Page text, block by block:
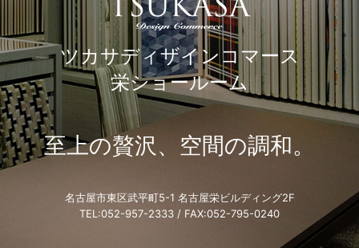
ツカサディザインコマース
栄ショールーム
至上の贅沢、空間の調和。
名古屋市東区武平町5-1 名古屋栄ビルディング2F
TEL:052-957-2333 / FAX:052-795-0240